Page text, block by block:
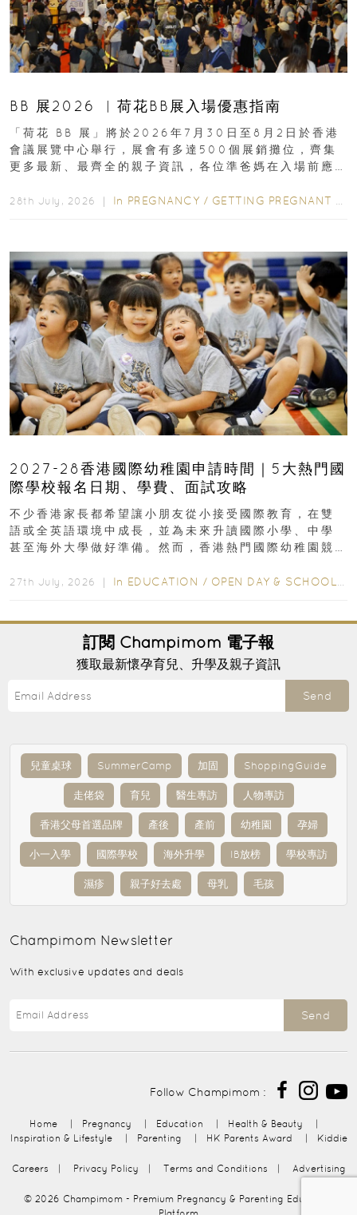
BB 展2026 ︳荷花BB展入場優惠指南
「荷花 BB 展」將於2026年7月30日至8月2日於香港
會議展覽中心舉行，展會有多達500個展銷攤位，齊集
更多最新、最齊全的親子資訊，各位準爸媽在入場前應
28th July, 2026 ｜ In PREGNANCY / GETTING PREGNANT
2027-28香港國際幼稚園申請時間｜5大熱門國
際學校報名日期、學費、面試攻略
不少香港家長都希望讓小朋友從小接受國際教育，在雙
語或全英語環境中成長，並為未來升讀國際小學、中學
甚至海外大學做好準備。然而，香港熱門國際幼稚園競
27th July, 2026 ｜ In EDUCATION / OPEN DAY & SCHOOL EVENTS
訂閱 Champimom 電子報
獲取最新懷孕育兒、升學及親子資訊
Send
兒童桌球 SummerCamp 加固 ShoppingGuide
走佬袋 育兒 醫生專訪 人物專訪
香港父母首選品牌 產後 產前 幼稚園 孕婦
小一入學 國際學校 海外升學 IB放榜 學校專訪
濕疹 親子好去處 母乳 毛孩
Champimom Newsletter
With exclusive updates and deals
Send
Follow Champimom :
Home | Pregnancy | Education | Health & Beauty
|
Inspiration & Lifestyle
| Parenting | HK Parents Award | Kiddie
Careers | Privacy Policy | Terms and Conditions | Advertising
© 2026 Champimom - Premium Pregnancy & Parenting Education
Platform